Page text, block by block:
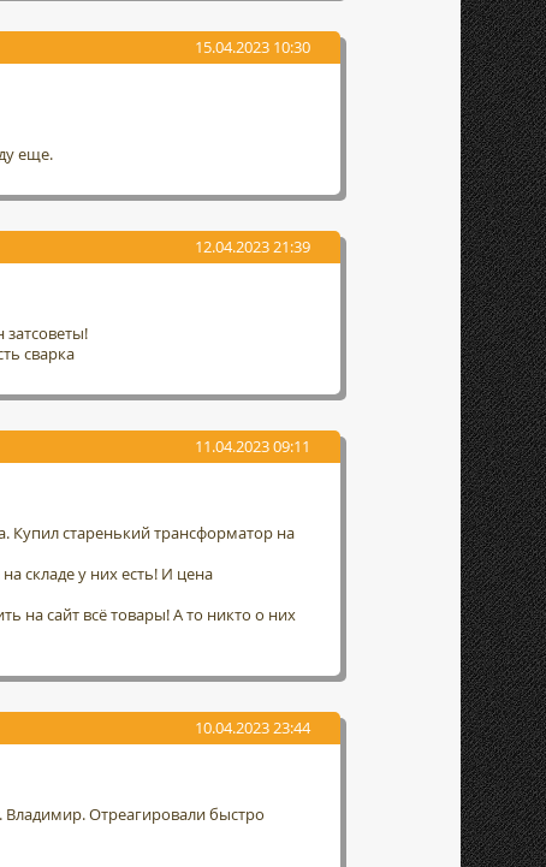
15.04.2023 10:30
еще.
12.04.2023 21:39
сварка
11.04.2023 09:11
Купил старенький трансформатор на
складе у них есть! И цена
на сайт всё товары! А то никто о них
10.04.2023 23:44
Владимир. Отреагировали быстро